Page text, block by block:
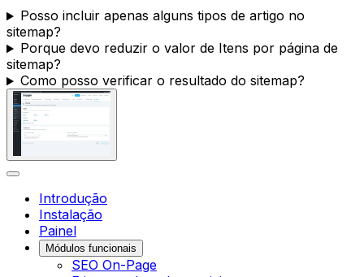
Posso incluir apenas alguns tipos de artigo no
sitemap?
Porque devo reduzir o valor de Itens por página de
sitemap?
Como posso verificar o resultado do sitemap?
Introdução
Instalação
Painel
Módulos funcionais
SEO On-Page